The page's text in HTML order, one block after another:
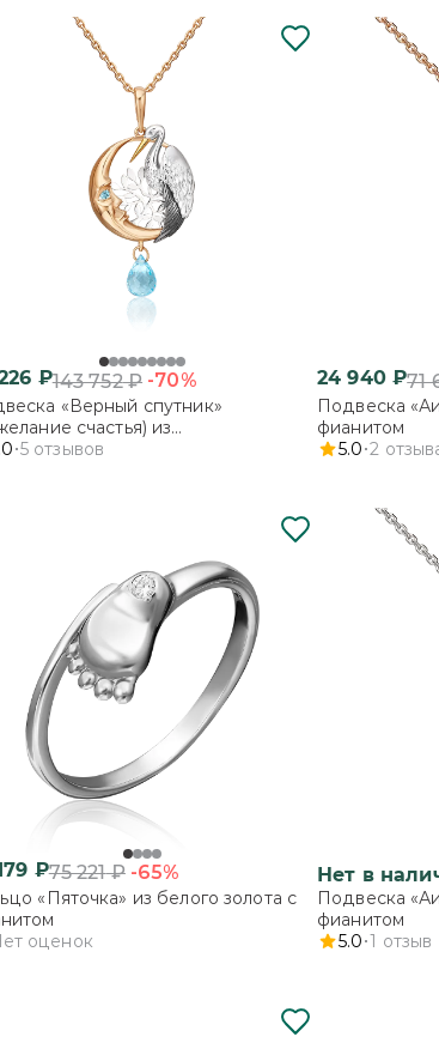
₽143 752₽ -70%
«Верный спутник»
счастья) из
золота с топазами
5 отзывов
24 940₽71
Подвеска
фианитом
5.0 2
₽75 221₽ -65%
«Пяточка» из белого золота с
оценок
Нет в
Подвеска
фианитом
5.0 1 отзыв